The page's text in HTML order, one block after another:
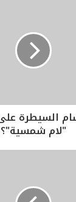
السيطرة
"لام شمسية"؟